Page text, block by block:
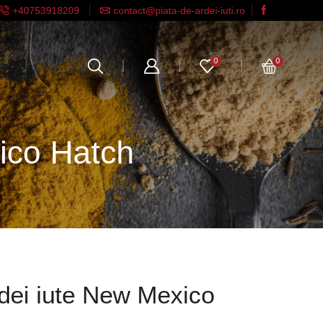
+40753918209 contact@piata-de-ardei-iuti.ro
0 0
Hatch
iute New Mexico